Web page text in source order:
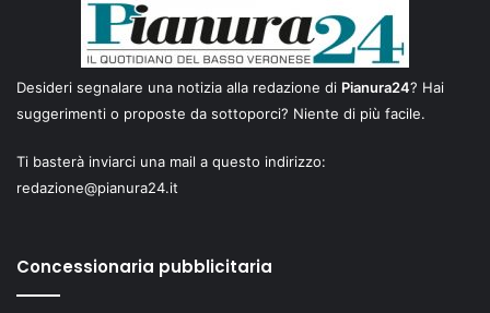
Desideri segnalare una notizia alla redazione di Pianura24? Hai
suggerimenti o proposte da sottoporci? Niente di più facile.
Ti basterà inviarci una mail a questo indirizzo:
redazione@pianura24.it
Concessionaria pubblicitaria